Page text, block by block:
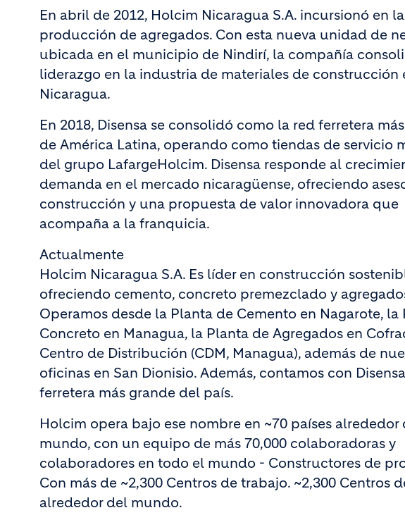
En abril de 2012, Holcim Nicaragua S.A. incursionó en la
producción de agregados. Con esta nueva unidad de
ubicada en el municipio de Nindirí, la compañía
liderazgo en la industria de materiales de construcción
Nicaragua.
En 2018, Disensa se consolidó como la red ferretera
de América Latina, operando como tiendas de servicio
del grupo LafargeHolcim. Disensa responde al
demanda en el mercado nicaragüense, ofreciendo
construcción y una propuesta de valor innovadora que
acompaña a la franquicia.
Actualmente
Holcim Nicaragua S.A. Es líder en construcción
ofreciendo cemento, concreto premezclado y
Operamos desde la Planta de Cemento en Nagarote, la
Concreto en Managua, la Planta de Agregados en
Centro de Distribución (CDM, Managua), además de
oficinas en San Dionisio. Además, contamos con
ferretera más grande del país.
Holcim opera bajo ese nombre en ~70 países alrededor
mundo, con un equipo de más 70,000 colaboradoras y
colaboradores en todo el mundo - Constructores de
Con más de ~2,300 Centros de trabajo. ~2,300 Centros
alrededor del mundo.